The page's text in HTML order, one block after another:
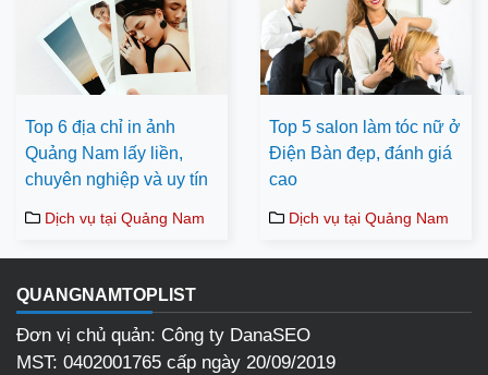
Top 6 địa chỉ in ảnh
Quảng Nam lấy liền,
chuyên nghiệp và uy tín
Dịch vụ tại Quảng Nam
Top 5 salon làm tóc nữ ở
Điện Bàn đẹp, đánh giá
cao
Dịch vụ tại Quảng Nam
QUANGNAMTOPLIST
Đơn vị chủ quản: Công ty DanaSEO
MST: 0402001765 cấp ngày 20/09/2019